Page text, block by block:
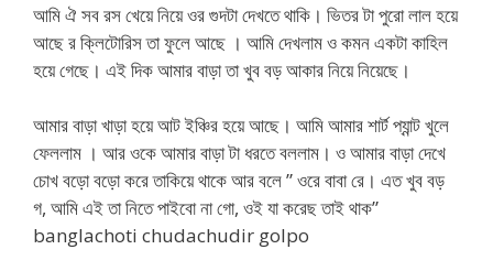
আমি ঐ সব রস খেয়ে নিয়ে ওর গুদটা দেখতে থাকি। ভিতর টা পুরো লাল হয়ে
আছে র ক্লিটোরিস তা ফুলে আছে । আমি দেখলাম ও কমন একটা কাহিল
হয়ে গেছে। এই দিক আমার বাড়া তা খুব বড় আকার নিয়ে নিয়েছে।
আমার বাড়া খাড়া হয়ে আট ইঞ্চির হয়ে আছে। আমি আমার শার্ট প্যান্ট খুলে
ফেললাম । আর ওকে আমার বাড়া টা ধরতে বললাম। ও আমার বাড়া দেখে
চোখ বড়ো বড়ো করে তাকিয়ে থাকে আর বলে ” ওরে বাবা রে। এত খুব বড়
গ, আমি এই তা নিতে পাইবো না গো, ওই যা করেছ তাই থাক”
banglachoti chudachudir golpo